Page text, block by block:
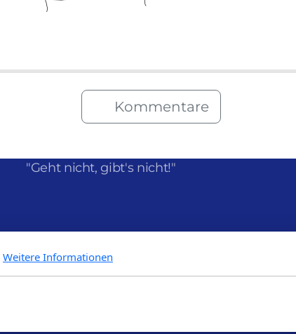
Kommentare
"Geht nicht, gibt's nicht!"
Weitere Informationen